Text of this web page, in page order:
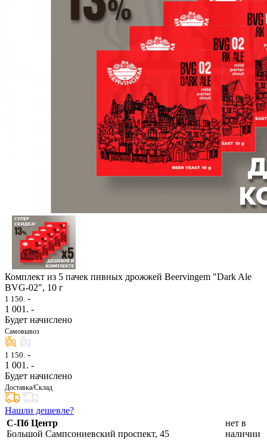
Комплект из 5 пачек пивных дрожжей Beervingem "Dark Ale
BVG-02", 10 г
1 150. -
1 001 . -
Будет начислено
Самовывоз
1 150. -
1 001 . -
Будет начислено
Доставка/Склад
Нашли дешевле?
С-Пб Центр
Большой Сампсониевский проспект, 45
нет в
наличии